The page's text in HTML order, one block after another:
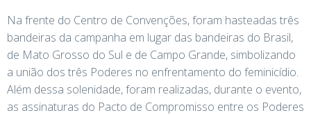
Na frente do Centro de Convenções, foram hasteadas três
bandeiras da campanha em lugar das bandeiras do Brasil,
de Mato Grosso do Sul e de Campo Grande, simbolizando
a união dos três Poderes no enfrentamento do feminicídio.
Além dessa solenidade, foram realizadas, durante o evento,
as assinaturas do Pacto de Compromisso entre os Poderes